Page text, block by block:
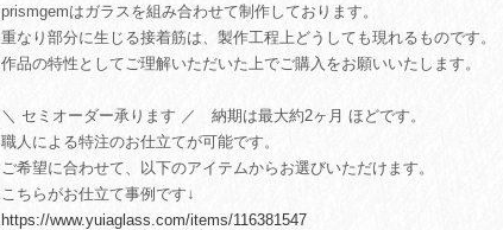
prismgemはガラスを組み合わせて制作しております。
重なり部分に生じる接着筋は、製作工程上どうしても現れるものです。
作品の特性としてご理解いただいた上でご購入をお願いいたします。
＼ セミオーダー承ります ／ 納期は最大約2ヶ月 ほどです。
職人による特注のお仕立てが可能です。
ご希望に合わせて、以下のアイテムからお選びいただけます。
こちらがお仕立て事例です↓
https://www.yuiaglass.com/items/116381547